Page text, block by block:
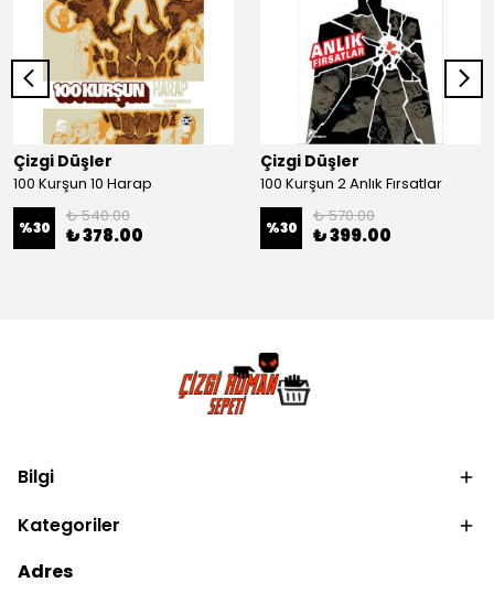
Çizgi Düşler
100 Kurşun 10 Harap
%30
₺ 540.00
₺ 378.00
Çizgi Düşler
100 Kurşun 2 Anlık Fırsatlar
%30
₺ 570.00
₺ 399.00
Bilgi
Kategoriler
Adres